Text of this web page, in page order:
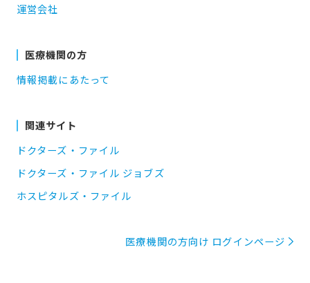
運営会社
医療機関の方
情報掲載にあたって
関連サイト
ドクターズ・ファイル
ドクターズ・ファイル ジョブズ
ホスピタルズ・ファイル
医療機関の方向け ログインページ